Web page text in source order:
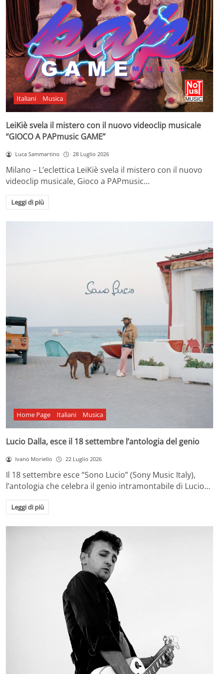
Italiani Musica
LeiKiè svela il mistero con il nuovo videoclip musicale
“GIOCO A PAPmusic GAME”
Luca Sammartino 28 Luglio 2026
Milano – L’eclettica LeiKiè svela il mistero con il nuovo
videoclip musicale, Gioco a PAPmusic…
Leggi di più
Home Page Italiani Musica
Lucio Dalla, esce il 18 settembre l’antologia del genio
Ivano Moriello 22 Luglio 2026
Il 18 settembre esce “Sono Lucio” (Sony Music Italy),
l’antologia che celebra il genio intramontabile di Lucio…
Leggi di più